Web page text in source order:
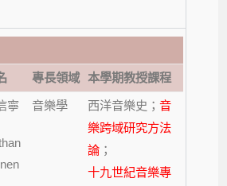
專長領域 本學期教授課程
寧 音樂學 西洋音樂史；音
樂跨域研究方法
論 ；
十九世紀音樂專